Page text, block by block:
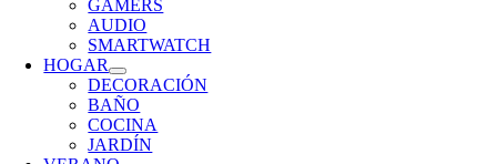
GAMERS
AUDIO
SMARTWATCH
HOGAR
DECORACIÓN
BAÑO
COCINA
JARDÍN